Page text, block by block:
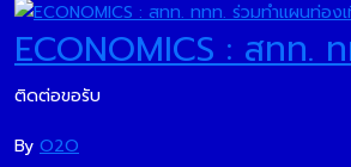
ECONOMICS : สทท.
ติดต่อขอรับ
By O2O